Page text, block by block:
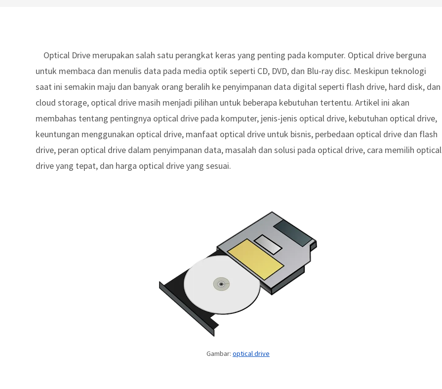
Optical Drive merupakan salah satu perangkat keras yang penting pada komputer. Optical drive berguna
untuk membaca dan menulis data pada media optik seperti CD, DVD, dan Blu-ray disc. Meskipun teknologi
saat ini semakin maju dan banyak orang beralih ke penyimpanan data digital seperti flash drive, hard disk, dan
cloud storage, optical drive masih menjadi pilihan untuk beberapa kebutuhan tertentu. Artikel ini akan
membahas tentang pentingnya optical drive pada komputer, jenis-jenis optical drive, kebutuhan optical drive,
keuntungan menggunakan optical drive, manfaat optical drive untuk bisnis, perbedaan optical drive dan flash
drive, peran optical drive dalam penyimpanan data, masalah dan solusi pada optical drive, cara memilih optical
drive yang tepat, dan harga optical drive yang sesuai.
Gambar: optical drive